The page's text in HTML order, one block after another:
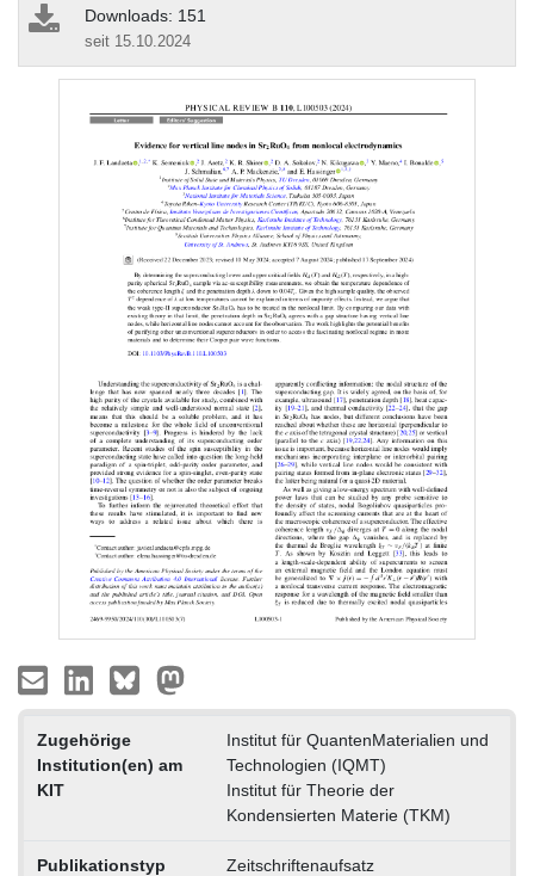
Downloads: 151
seit 15.10.2024
Zugehörige
Institution(en) am
KIT
Institut für QuantenMaterialien und
Technologien (IQMT)
Institut für Theorie der
Kondensierten Materie (TKM)
Publikationstyp Zeitschriftenaufsatz